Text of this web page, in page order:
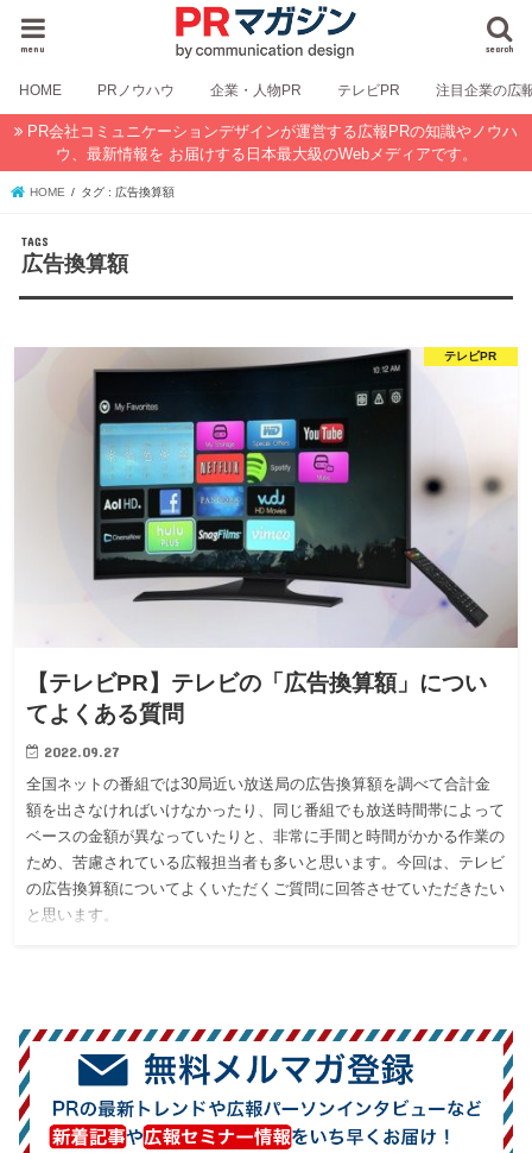
search
menu
HOME PRノウハウ 企業・人物PR テレビPR 注目企業の広
PR会社コミュニケーションデザインが運営する広報PRの知識やノウハ
ウ、最新情報を お届けする日本最大級のWebメディアです。
HOME タグ : 広告換算額
広告換算額
テレビPR
【テレビPR】テレビの「広告換算額」につい
てよくある質問
2022.09.27
全国ネットの番組では30局近い放送局の広告換算額を調べて合計金
額を出さなければいけなかったり、同じ番組でも放送時間帯によって
ベースの金額が異なっていたりと、非常に手間と時間がかかる作業の
ため、苦慮されている広報担当者も多いと思います。今回は、テレビ
の広告換算額についてよくいただくご質問に回答させていただきたい
と思います。